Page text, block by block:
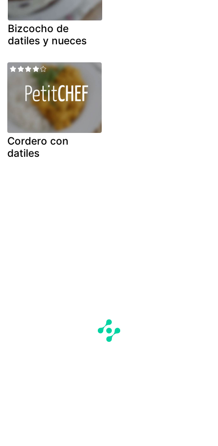
Bizcocho de
datiles y nueces
Cordero con
datiles